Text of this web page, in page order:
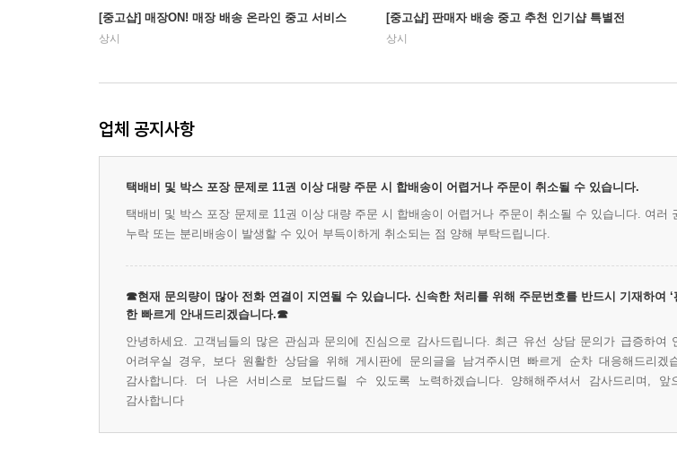
[중고샵] 매장ON! 매장 배송 온라인 중고 서비스
상시
[중고샵] 판매자 배송 중고 추천 인기샵 특별전
상시
업체 공지사항
택배비 및 박스 포장 문제로 11권 이상 대량 주문 시 합배송이 어렵거나 주문이 취소될 수 있습니다.
택배비 및 박스 포장 문제로 11권 이상 대량 주문 시 합배송이 어렵거나 주문이 취소될 수 있습니다. 여러
누락 또는 분리배송이 발생할 수 있어 부득이하게 취소되는 점 양해 부탁드립니다.
☎현재 문의량이 많아 전화 연결이 지연될 수 있습니다. 신속한 처리를 위해 주문번호를 반드시 기재하여 ‘
한 빠르게 안내드리겠습니다.☎
안녕하세요. 고객님들의 많은 관심과 문의에 진심으로 감사드립니다. 최근 유선 상담 문의가 급증하여
어려우실 경우, 보다 원활한 상담을 위해 게시판에 문의글을 남겨주시면 빠르게 순차 대응해드리겠
감사합니다. 더 나은 서비스로 보답드릴 수 있도록 노력하겠습니다. 양해해주셔서 감사드리며, 앞
감사합니다